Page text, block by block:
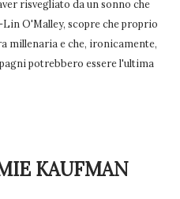
risvegliato da un sonno che
O'Malley, scopre che proprio
millenaria e che, ironicamente,
potrebbero essere l'ultima
KAUFMAN